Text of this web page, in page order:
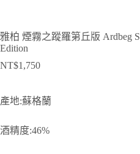
雅柏 煙霧之蹤羅第丘版 Ardbeg
Edition
NT$1,750
產地:蘇格蘭
酒精度:46%